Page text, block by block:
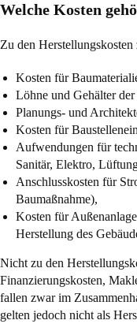
Welche Kosten
Zu den
Kosten für
Löhne und Gehälter
Planungs- und
Kosten für
Aufwendungen für
Sanitär, Elektro,
Anschlusskosten für
Baumaßnahme),
Kosten für
Herstellung des
Nicht zu den
Finanzierungskosten,
fallen zwar im
gelten jedoch nicht als